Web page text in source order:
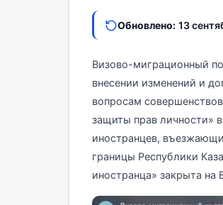
Обновлено: 13
Визово-миграционный
внесении изменений и
вопросам
защиты прав личности»
иностранцев,
границы Республики
иностранца» закрыта